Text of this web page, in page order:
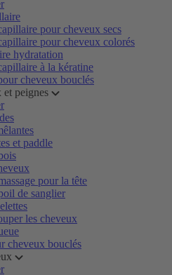
pour cheveux secs
pour cheveux colorés
hydratation
à la kératine
cheveux bouclés
et peignes
et paddle
pour la tête
de sanglier
les cheveux
cheveux bouclés